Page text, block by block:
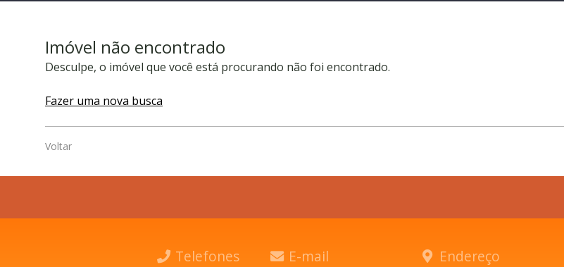
Imóvel não encontrado
Desculpe, o imóvel que você está procurando não foi encontrado.
Fazer uma nova busca
Voltar
Telefones E-mail Endereço